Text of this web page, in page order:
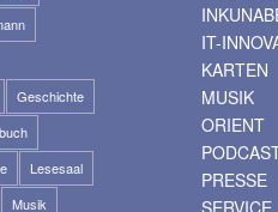
Geschichte
Lesesaal
Musik
IT-
KARTEN
MUSIK
ORIENT
PRESSE
SERVICE